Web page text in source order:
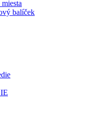
balíček